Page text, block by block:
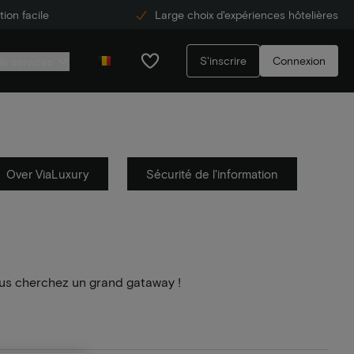
facile Large choix d'expériences hôtelières
S'inscrire Connexion
Over ViaLuxury Sécurité de l'information
cherchez un grand gataway !